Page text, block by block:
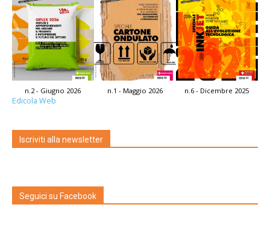
n.2 - Giugno 2026 n.1 - Maggio 2026 n.6 - Dicembre 2025
Edicola Web
Iscriviti alla newsletter
Seguici su Facebook